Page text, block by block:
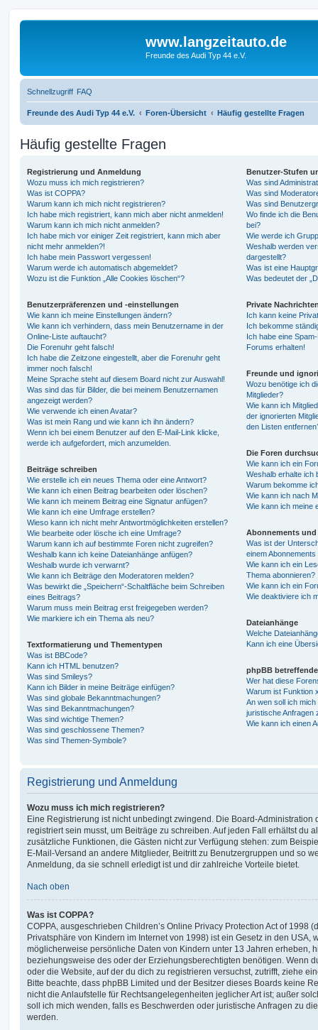
www.langzeitauto.de
Freunde des Audi Typ 44 e.V.
Schnellzugriff FAQ
Freunde des Audi Typ 44 e.V. Foren-Übersicht Häufig gestellte Fragen
Häufig gestellte Fragen
Registrierung und Anmeldung
Wozu muss ich mich registrieren?
Was ist COPPA?
Warum kann ich mich nicht registrieren?
Ich habe mich registriert, kann mich aber nicht anmelden!
Warum kann ich mich nicht anmelden?
Ich habe mich vor einiger Zeit registriert, kann mich aber
nicht mehr anmelden?!
Ich habe mein Passwort vergessen!
Warum werde ich automatisch abgemeldet?
Wozu ist die Funktion „Alle Cookies löschen“?
Benutzerpräferenzen und -einstellungen
Wie kann ich meine Einstellungen ändern?
Wie kann ich verhindern, dass mein Benutzername in der
Online-Liste auftaucht?
Die Forenuhr geht falsch!
Ich habe die Zeitzone eingestellt, aber die Forenuhr geht
immer noch falsch!
Meine Sprache steht auf diesem Board nicht zur Auswahl!
Was sind das für Bilder, die bei meinem Benutzernamen
angezeigt werden?
Wie verwende ich einen Avatar?
Was ist mein Rang und wie kann ich ihn ändern?
Wenn ich bei einem Benutzer auf den E-Mail-Link klicke,
werde ich aufgefordert, mich anzumelden.
Beiträge schreiben
Wie erstelle ich ein neues Thema oder eine Antwort?
Wie kann ich einen Beitrag bearbeiten oder löschen?
Wie kann ich meinem Beitrag eine Signatur anfügen?
Wie kann ich eine Umfrage erstellen?
Wieso kann ich nicht mehr Antwortmöglichkeiten erstellen?
Wie bearbeite oder lösche ich eine Umfrage?
Warum kann ich auf bestimmte Foren nicht zugreifen?
Weshalb kann ich keine Dateianhänge anfügen?
Weshalb wurde ich verwarnt?
Wie kann ich Beiträge den Moderatoren melden?
Was bewirkt die „Speichern“-Schaltfläche beim Schreiben
eines Beitrags?
Warum muss mein Beitrag erst freigegeben werden?
Wie markiere ich ein Thema als neu?
Textformatierung und Thementypen
Was ist BBCode?
Kann ich HTML benutzen?
Was sind Smileys?
Kann ich Bilder in meine Beiträge einfügen?
Was sind globale Bekanntmachungen?
Was sind Bekanntmachungen?
Was sind wichtige Themen?
Was sind geschlossene Themen?
Was sind Themen-Symbole?
Benutzer-Stufen
Was sind
Was sind
Was sind
Wo finde ich die
bei?
Wie werde ich
Weshalb werden
dargestellt?
Was ist eine
Was bedeutet der
Private
Ich kann keine
Ich bekomme
Ich habe eine
Forums erhalten!
Freunde und
Wozu benötige ich
Mitglieder?
Wie kann ich
der ignorierten
den Listen
Die Foren
Wie kann ich ein
Weshalb erhalte ich
Warum bekomme
Wie kann ich nach
Wie kann ich meine
Abonnements und
Was ist der
einem
Wie kann ich ein
Thema abonnieren?
Wie kann ich ein
Wie deaktiviere ich
Dateianhänge
Welche
Kann ich eine
phpBB
Wer hat diese
Warum ist Funktion
An wen soll ich
juristische Anfragen
Wie kann ich einen
Registrierung und Anmeldung
Wozu muss ich mich registrieren?
Eine Registrierung ist nicht unbedingt zwingend. Die Board-Administration
registriert sein musst, um Beiträge zu schreiben. Auf jeden Fall erhältst du
zusätzliche Funktionen, die Gästen nicht zur Verfügung stehen: zum
E-Mail-Versand an andere Mitglieder, Beitritt zu Benutzergruppen und so
Anmeldung, da sie schnell erledigt ist und dir zahlreiche Vorteile bietet.
Nach oben
Was ist COPPA?
COPPA, ausgeschrieben Children’s Online Privacy Protection Act of 1998
Privatsphäre von Kindern im Internet von 1998) ist ein Gesetz in den USA,
möglicherweise persönliche Daten von Kindern unter 13 Jahren erheben,
beziehungsweise des oder der Erziehungsberechtigten benötigen. Wenn
oder die Website, auf der du dich zu registrieren versuchst, zutrifft, ziehe
Bitte beachte, dass phpBB Limited und der Besitzer dieses Boards keine
nicht die Anlaufstelle für Rechtsangelegenheiten jeglicher Art ist; außer
soll ich mich wenden, falls es Beschwerden oder juristische Anfragen zu
werden.